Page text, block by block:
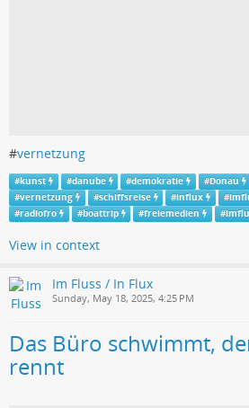
#vernetzung
#kunst #danube #demokratie #Donau
#vernetzung #schiffsreise #influx #
#radiofro #boattrip #freiemedien #
View in context
Im Fluss / In Flux
Sunday, May 18, 2025, 4:25 PM
Das Büro schwimmt,
rennt